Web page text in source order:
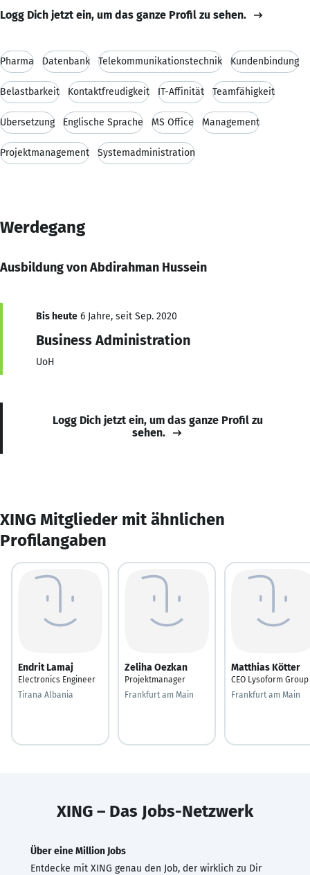
Logg Dich jetzt ein, um das ganze Profil zu sehen.
Pharma Datenbank Telekommunikationstechnik Kundenbindung
Belastbarkeit Kontaktfreudigkeit IT-Affinität Teamfähigkeit
Übersetzung Englische Sprache MS Office Management
Projektmanagement Systemadministration
Werdegang
Ausbildung von Abdirahman Hussein
Bis heute 6 Jahre, seit Sep. 2020
Business Administration
UoH
Logg Dich jetzt ein, um das ganze Profil zu
sehen.
XING Mitglieder mit ähnlichen
Profilangaben
Endrit Lamaj
Electronics Engineer
Tirana Albania
Zeliha Oezkan
Projektmanager
Frankfurt am Main
Matthias Kötter
CEO Lysoform Group
Frankfurt am Main
XING – Das Jobs-Netzwerk
Über eine Million Jobs
Entdecke mit XING genau den Job, der wirklich zu Dir